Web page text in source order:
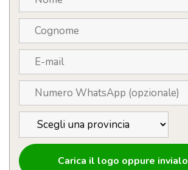
220
ml
quantità
Carica il logo oppure